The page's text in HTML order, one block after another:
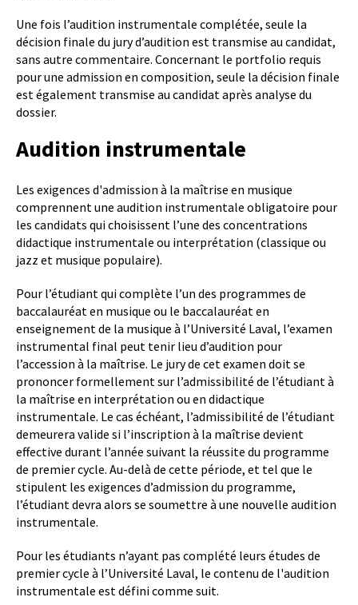
Une fois l’audition instrumentale complétée, seule la
décision finale du jury d’audition est transmise au candidat,
sans autre commentaire. Concernant le portfolio requis
pour une admission en composition, seule la décision finale
est également transmise au candidat après analyse du
dossier.
Audition instrumentale
Les exigences d'admission à la maîtrise en musique
comprennent une audition instrumentale obligatoire pour
les candidats qui choisissent l’une des concentrations
didactique instrumentale ou interprétation (classique ou
jazz et musique populaire).
Pour l’étudiant qui complète l’un des programmes de
baccalauréat en musique ou le baccalauréat en
enseignement de la musique à l’Université Laval, l’examen
instrumental final peut tenir lieu d’audition pour
l’accession à la maîtrise. Le jury de cet examen doit se
prononcer formellement sur l’admissibilité de l’étudiant à
la maîtrise en interprétation ou en didactique
instrumentale. Le cas échéant, l’admissibilité de l’étudiant
demeurera valide si l’inscription à la maîtrise devient
effective durant l’année suivant la réussite du programme
de premier cycle. Au-delà de cette période, et tel que le
stipulent les exigences d’admission du programme,
l’étudiant devra alors se soumettre à une nouvelle audition
instrumentale.
Pour les étudiants n’ayant pas complété leurs études de
premier cycle à l’Université Laval, le contenu de l'audition
instrumentale est défini comme suit.